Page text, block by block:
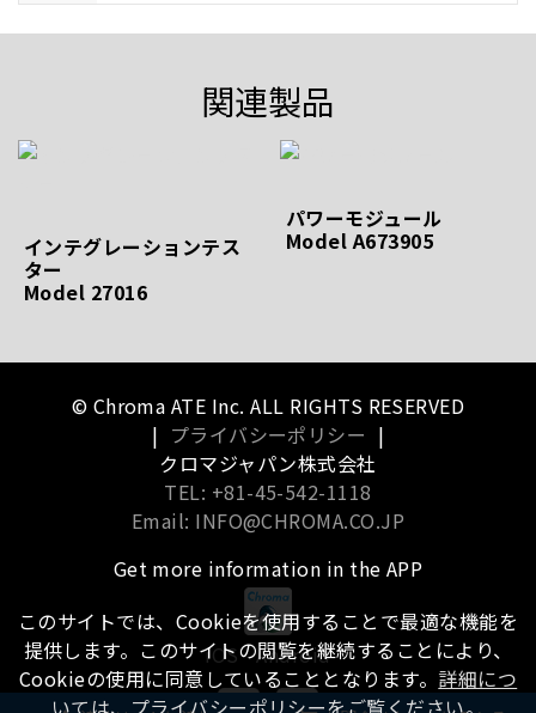
関連製品
インテグレーションテス
ター
Model 27016
パワーモジュール
Model A673905
© Chroma ATE Inc. ALL RIGHTS RESERVED
| プライバシーポリシー |
クロマジャパン株式会社
TEL: +81-45-542-1118
Email: INFO@CHROMA.CO.JP
Get more information in the APP
iOS Android
このサイトでは、Cookieを使用することで最適な機能を
提供します。このサイトの閲覧を継続することにより、
Cookieの使用に同意していることとなります。 詳細につ
いては、プライバシーポリシーをご覧ください。